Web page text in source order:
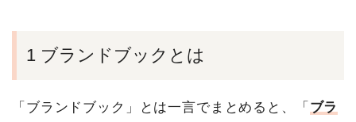
1 ブランドブックとは
「ブランドブック」とは一言でまとめると、「 ブラ